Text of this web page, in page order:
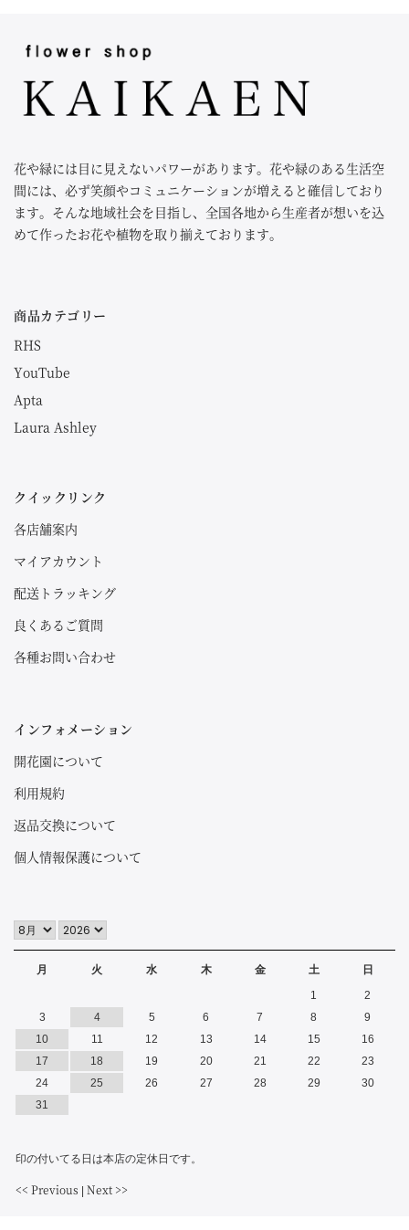
花や緑には目に見えないパワーがあります。花や緑のある生活空
間には、必ず笑顔やコミュニケーションが増えると確信しており
ます。そんな地域社会を目指し、全国各地から生産者が想いを込
めて作ったお花や植物を取り揃えております。
商品カテゴリー
RHS
YouTube
Apta
Laura Ashley
クイックリンク
各店舗案内
マイアカウント
配送トラッキング
良くあるご質問
各種お問い合わせ
インフォメーション
開花園について
利用規約
返品交換について
個人情報保護について
月 火 水 木 金 土 日
印の付いてる日は本店の定休日です。
<< Previous | Next >>
1
2
3
4 5 6 7 8
9
10
11 12 13 14 15
16
17
18 19 20 21 22
23
24
25 26 27 28 29
30
31